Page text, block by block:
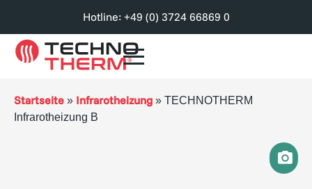
Hotline: +49 (0) 3724 66869 0
Startseite » Infrarotheizung » TECHNOTHERM
Infrarotheizung B